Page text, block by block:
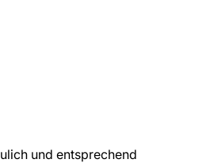
und entsprechend